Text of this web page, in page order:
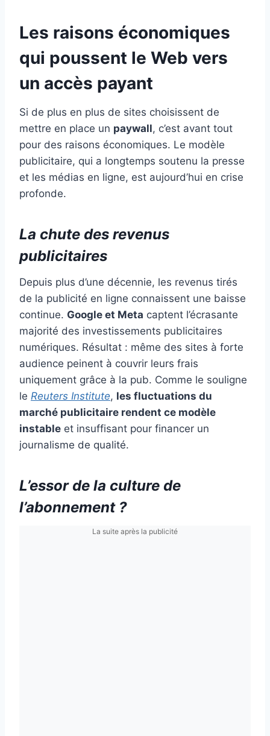
Les raisons économiques
qui poussent le Web vers
un accès payant
Si de plus en plus de sites choisissent de
mettre en place un paywall, c’est avant tout
pour des raisons économiques. Le modèle
publicitaire, qui a longtemps soutenu la presse
et les médias en ligne, est aujourd’hui en crise
profonde.
La chute des revenus
publicitaires
Depuis plus d’une décennie, les revenus tirés
de la publicité en ligne connaissent une baisse
continue. Google et Meta captent l’écrasante
majorité des investissements publicitaires
numériques. Résultat : même des sites à forte
audience peinent à couvrir leurs frais
uniquement grâce à la pub. Comme le souligne
le Reuters Institute, les fluctuations du
marché publicitaire rendent ce modèle
instable et insuffisant pour financer un
journalisme de qualité.
L’essor de la culture de
l’abonnement ?
La suite après la publicité